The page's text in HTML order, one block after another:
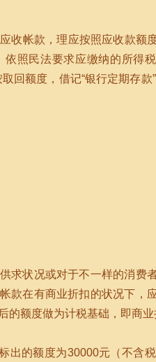
收帐款，理应按照应收款额
依照民法要求应缴纳的所得
回额度，借记“银行定期存款
求状况或对于不一样的消费
款在有商业折扣的状况下，
的额度做为计税基础，即商业
出的额度为30000元（不含